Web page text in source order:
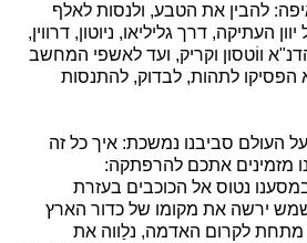
להבין את הטבע, ולנסות לאלף
העתיקה, דרך גליליאו, ניוטון, דרווין,
ווֹטסון וקריק, ועד לאשפי המחשב
הפסיקו לתהות, לבדוק, להתנסות
על העולם סביבנו נמשכת: איך כל זה
מזמינים אתכם להרפתקה:
נטוס אל הכוכבים בעזרת
ירשה את מקומו של כדור הארץ
מתחת לקרום האדמה, נלַווה את